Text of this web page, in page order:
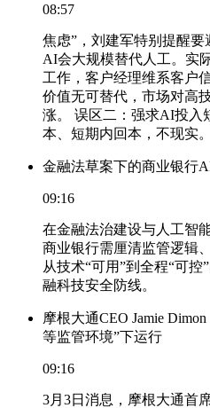
08:57
焦虑”，刘建军特别提醒要
AI会大规模替代人工。实
工作，客户经理维系客户
价值无可替代，市场对高
涨。 误区二：强求AI投入
本、短期内回本，不现实。
金融法草案下的商业银行
09:16
在金融法治建设与人工智
商业银行需厘清监管逻辑
从技术“可用”到全程“可
融科技安全防线。
摩根大通CEO Jamie
等监管环境”下运行
09:16
3月3日消息，摩根大通首